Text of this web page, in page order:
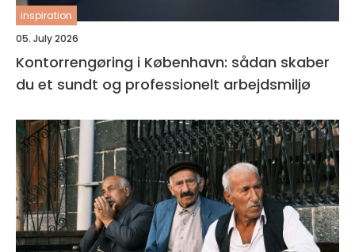
inspiration
05. July 2026
Kontorrengøring i København: sådan skaber
du et sundt og professionelt arbejdsmiljø